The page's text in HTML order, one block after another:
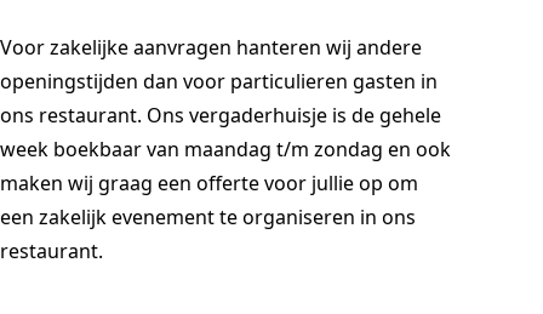
Voor zakelijke aanvragen hanteren wij andere
openingstijden dan voor particulieren gasten in
ons restaurant. Ons vergaderhuisje is de gehele
week boekbaar van maandag t/m zondag en ook
maken wij graag een offerte voor jullie op om
een zakelijk evenement te organiseren in ons
restaurant.